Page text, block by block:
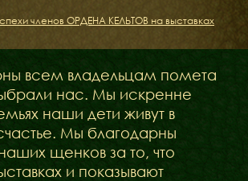
членов ОРДЕНА КЕЛЬТОВ на выставках
всем владельцам помета
нас. Мы искренне
наши дети живут в
Мы благодарны
щенков за то, что
и показывают